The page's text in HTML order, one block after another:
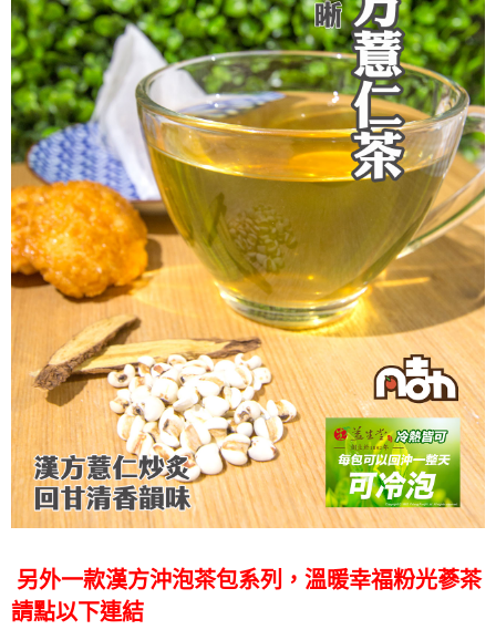
另外一款漢方沖泡茶包系列，溫暖幸福粉光蔘茶
請點以下連結